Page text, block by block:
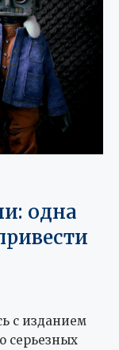
одна
с изданием
серьезных